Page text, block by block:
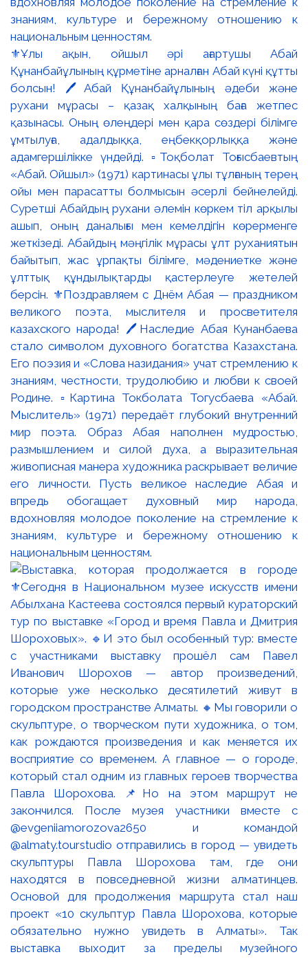
⚜️Ұлы ақын, ойшыл әрі ағартушы Абай
Құнанбайұлының құрметіне арналған Абай күні құтты
болсын! 🖊️Абай Құнанбайұлының әдеби және
рухани мұрасы – қазақ халқының баға жетпес
қазынасы. Оның өлеңдері мен қара сөздері білімге
ұмтылуға, адалдыққа, еңбекқорлыққа және
адамгершілікке үндейді. ▫️Тоқболат Тоғысбаевтың
«Абай. Ойшыл» (1971) картинасы ұлы тұлғаның терең
ойы мен парасатты болмысын әсерлі бейнелейді.
Суретші Абайдың рухани әлемін көркем тіл арқылы
ашып, оның даналығы мен кемелдігін көрерменге
жеткізеді. Абайдың мәңгілік мұрасы ұлт руханиятын
байытып, жас ұрпақты білімге, мәдениетке және
ұлттық құндылықтарды қастерлеуге жетелей
берсін. ⚜️Поздравляем с Днём Абая — праздником
великого поэта, мыслителя и просветителя
казахского народа! 🖊️Наследие Абая Кунанбаева
стало символом духовного богатства Казахстана.
Его поэзия и «Слова назидания» учат стремлению к
знаниям, честности, трудолюбию и любви к своей
Родине. ▫️Картина Токболата Тогусбаева «Абай.
Мыслитель» (1971) передаёт глубокий внутренний
мир поэта. Образ Абая наполнен мудростью,
размышлением и силой духа, а выразительная
живописная манера художника раскрывает величие
его личности. Пусть великое наследие Абая и
впредь обогащает духовный мир народа,
вдохновляя молодое поколение на стремление к
знаниям, культуре и бережному отношению к
национальным ценностям.